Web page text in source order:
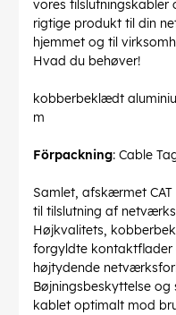
vores
rigtige produkt til din
hjemmet og til
Hvad du behøver!
kobberbeklædt
m
Förpackning: Cable
Samlet, afskærmet
til tilslutning af
Højkvalitets,
forgyldte kontaktflader
højtydende
Bøjningsbeskyttelse
kablet optimalt mod